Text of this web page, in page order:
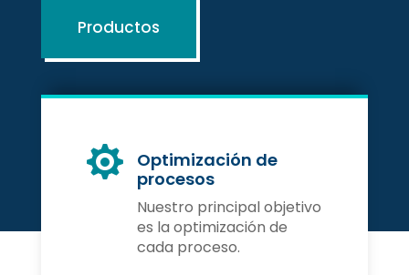
Productos

Optimización de
procesos
Nuestro principal objetivo
es la optimización de
cada proceso.